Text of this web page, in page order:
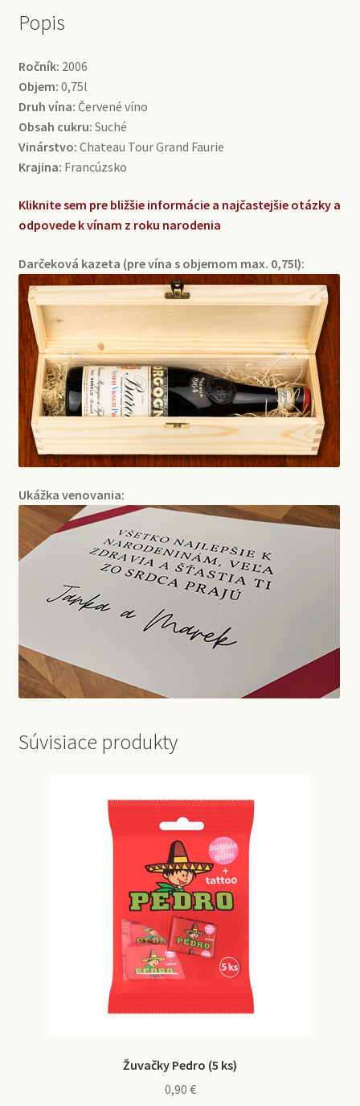
Popis
Ročník: 2006
Objem: 0,75l
Druh vína: Červené víno
Obsah cukru: Suché
Vinárstvo: Chateau Tour Grand Faurie
Krajina: Francúzsko
Kliknite sem pre bližšie informácie a najčastejšie otázky a
odpovede k vínam z roku narodenia
Darčeková kazeta (pre vína s objemom max. 0,75l):
Ukážka venovania:
Súvisiace produkty
Žuvačky Pedro (5 ks)
0,90 €